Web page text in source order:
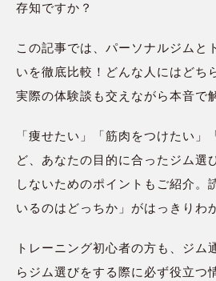
存知ですか？
この記事では、パーソナルジムと
いを徹底比較！どんな人にはどち
実際の体験談も交えながら本音で
「痩せたい」「筋肉をつけたい」
ど、あなたの目的に合ったジム選
しないためのポイントもご紹介。
いるのはどっちか」がはっきりわ
トレーニング初心者の方も、ジム
らジム選びをする際に必ず役立つ